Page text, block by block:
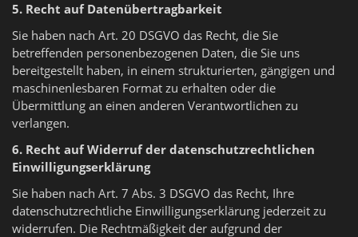
5. Recht auf Datenübertragbarkeit
Sie haben nach Art. 20 DSGVO das Recht, die Sie
betreffenden personenbezogenen Daten, die Sie uns
bereitgestellt haben, in einem strukturierten, gängigen und
maschinenlesbaren Format zu erhalten oder die
Übermittlung an einen anderen Verantwortlichen zu
verlangen.
6. Recht auf Widerruf der datenschutzrechtlichen
Einwilligungserklärung
Sie haben nach Art. 7 Abs. 3 DSGVO das Recht, Ihre
datenschutzrechtliche Einwilligungserklärung jederzeit zu
widerrufen. Die Rechtmäßigkeit der aufgrund der